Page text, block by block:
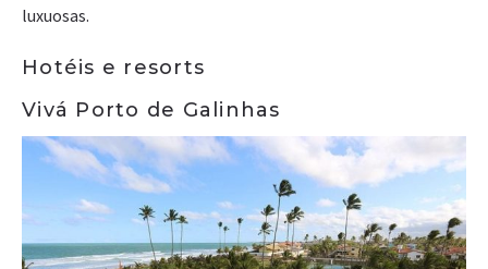
luxuosas.
Hotéis e resorts
Vivá Porto de Galinhas